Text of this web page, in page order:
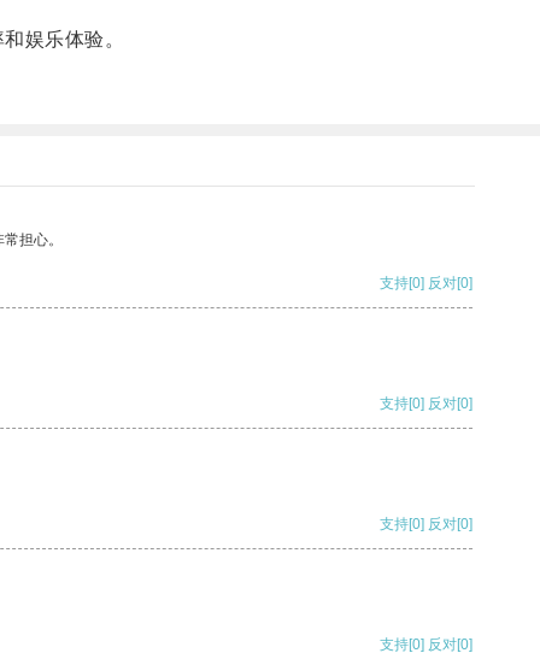
娱乐体验。
担心。
支持[0] 反对[0]
支持[0] 反对[0]
支持[0] 反对[0]
支持[0] 反对[0]